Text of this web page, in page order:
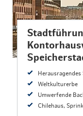
Weltkulturerbe
Umwerfende
Chilehaus,